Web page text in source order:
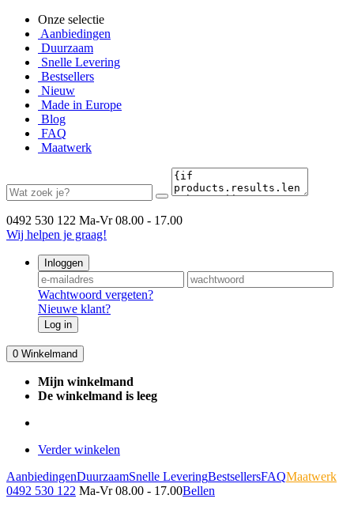
Onze selectie
Aanbiedingen
Duurzaam
Snelle Levering
Bestsellers
Nieuw
Made in Europe
Blog
FAQ
Maatwerk
0492 530 122 Ma-Vr 08.00 - 17.00
Wij helpen je graag!
Inloggen
Wachtwoord vergeten?
Nieuwe klant?
Log in
0 Winkelmand
Mijn winkelmand
De winkelmand is leeg
Verder winkelen
AanbiedingenDuurzaamSnelle LeveringBestsellersFAQMaatwerk
0492 530 122 Ma-Vr 08.00 - 17.00Bellen